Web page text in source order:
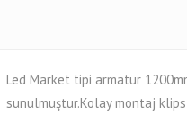
Led Market tipi armatür
sunulmuştur.Kolay montaj